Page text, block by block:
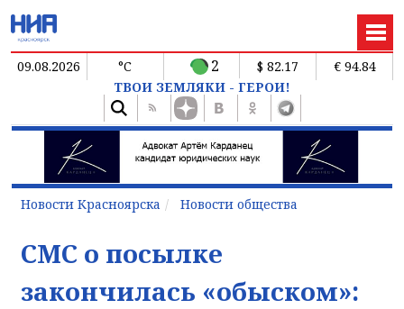
09.08.2026 °C 2 $ 82.17
€ 94.84
ТВОИ ЗЕМЛЯКИ - ГЕРОИ!
Новости Красноярска Новости общества
СМС о посылке
закончилась «обыском»: